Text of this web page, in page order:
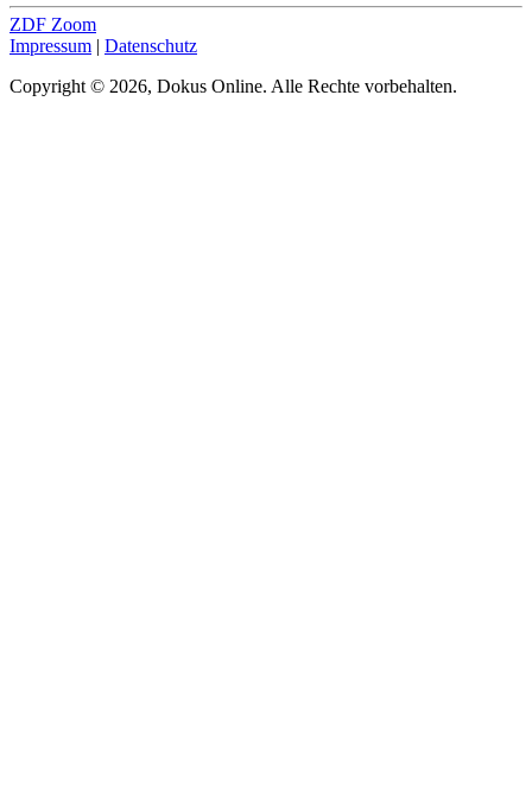
ZDF Zoom
Impressum | Datenschutz
Copyright © 2026, Dokus Online. Alle Rechte vorbehalten.